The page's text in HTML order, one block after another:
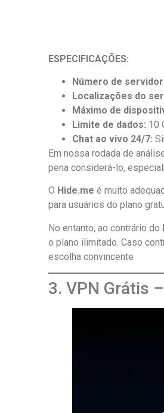
ESPECIFICAÇÕES:
Número de
Localizações do
Máximo de
Limite de dados: 10
Chat ao vivo 24/7:
Em nossa rodada de
pena considerá-lo,
O Hide.me é muito
para usuários do plano
No entanto, ao contrário do
o plano ilimitado. Caso
escolha convincente
3. VPN Grátis –